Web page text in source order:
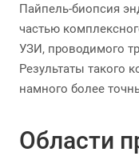
Пайпель-биопсия
частью
УЗИ, проводимого
Результаты такого
намного более
Области